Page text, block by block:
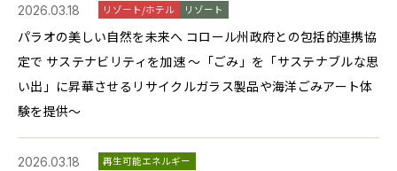
2026.03.18 リゾート/ホテル リゾート
パラオの美しい自然を未来へ コロール州政府との包括的連携協
定で サステナビリティを加速 〜「ごみ」を「サステナブルな思
い出」に昇華させるリサイクルガラス製品や海洋ごみアート体
験を提供〜
2026.03.18 再生可能エネルギー